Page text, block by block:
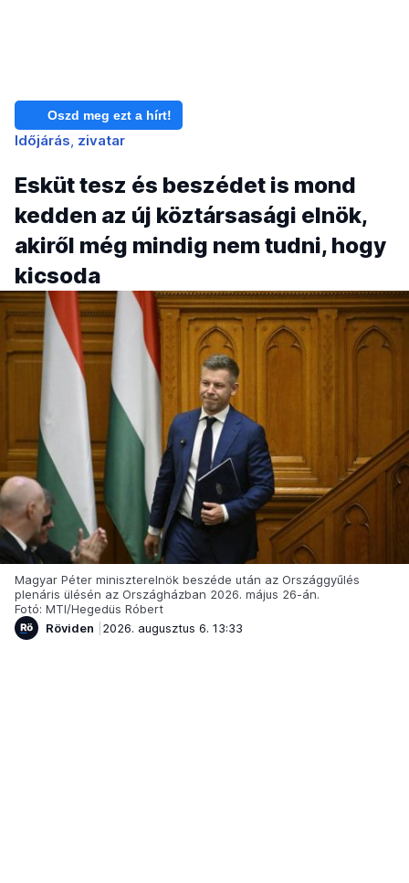
Oszd meg ezt a hírt!
Időjárás zivatar
Esküt tesz és beszédet is mond
kedden az új köztársasági elnök,
akiről még mindig nem tudni, hogy
kicsoda
Magyar Péter miniszterelnök beszéde után az Országgyűlés
plenáris ülésén az Országházban 2026. május 26-án.
Fotó: MTI/Hegedüs Róbert
Röviden
2026. augusztus 6. 13:33